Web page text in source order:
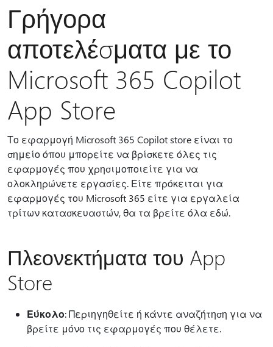
Γρήγορα
αποτελέσματα με το
Microsoft 365 Copilot
App Store
Το εφαρμογή Microsoft 365 Copilot store είναι το
σημείο όπου μπορείτε να βρίσκετε όλες τις
εφαρμογές που χρησιμοποιείτε για να
ολοκληρώνετε εργασίες. Είτε πρόκειται για
εφαρμογές του Microsoft 365 είτε για εργαλεία
τρίτων κατασκευαστών, θα τα βρείτε όλα εδώ.
Πλεονεκτήματα του App
Store
Εύκολο: Περιηγηθείτε ή κάντε αναζήτηση για να
βρείτε μόνο τις εφαρμογές που θέλετε.